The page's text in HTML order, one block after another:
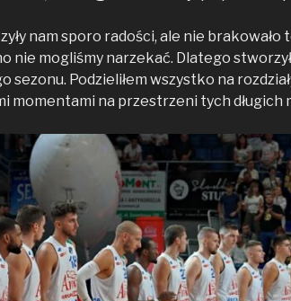
nam sporo radości, ale nie brakowało
nie mogliśmy narzekać. Dlatego
sezonu. Podzieliłem wszystko na
momentami na przestrzeni tych długich